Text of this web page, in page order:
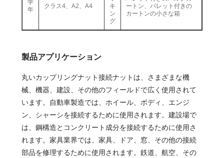
学
年
クラス4、 A2、A4
キ
ン
グ
ートン、パレット付きの
カートンの小さな箱
製品アプリケーション
丸いカップリングナット接続ナットは、さまざまな機
械、機器、建設、その他のフィールドで広く使用されて
います。自動車製造では、ホイール、ボディ、エンジ
ン、シャーシを接続するために使用されます。建設場で
は、鋼構造とコンクリート成分を接続するために使用さ
れます。家具業界では、家具、ドア、窓、その他の接続
部品を修理するために使用されます。鉄道、航空、その